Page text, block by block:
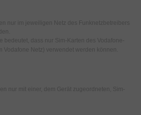
nur im jeweiligen Netz des Funknetzbetreibers
bedeutet, dass nur Sim-Karten des Vodafone-
Vodafone Netz) verwendet werden können.
nur mit einer, dem Gerät zugeordneten, Sim-